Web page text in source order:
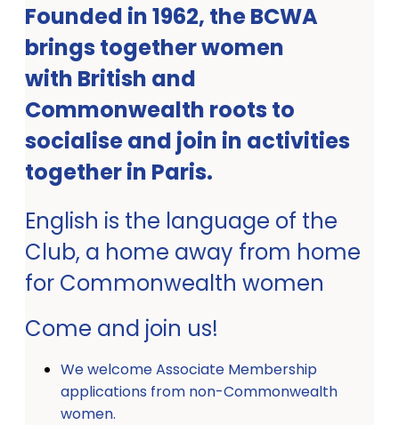
Founded in 1962, the BCWA
brings together women
with British and
Commonwealth roots to
socialise and join in activities
together in Paris.
English is the language of the
Club, a home away from home
for Commonwealth women
Come and join us!
We welcome Associate Membership
applications from non-Commonwealth
women.